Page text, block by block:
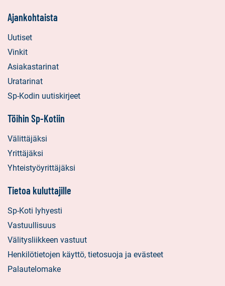
Ajankohtaista
Uutiset
Vinkit
Asiakastarinat
Uratarinat
Sp-Kodin uutiskirjeet
Töihin Sp-Kotiin
Välittäjäksi
Yrittäjäksi
Yhteistyöyrittäjäksi
Tietoa kuluttajille
Sp-Koti lyhyesti
Vastuullisuus
Välitysliikkeen vastuut
Henkilötietojen käyttö, tietosuoja ja evästeet
Palautelomake